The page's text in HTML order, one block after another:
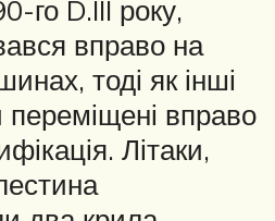
го D.III року,
вправо на
тоді як інші
вправо
Літаки,